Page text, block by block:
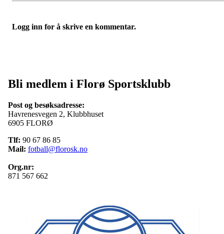
Logg inn for å skrive en kommentar.
Bli medlem i Florø Sportsklubb
Post og besøksadresse:
Havrenesvegen 2, Klubbhuset
6905 FLORØ
Tlf: 90 67 86 85
Mail: fotball@florosk.no
Org.nr:
871 567 662